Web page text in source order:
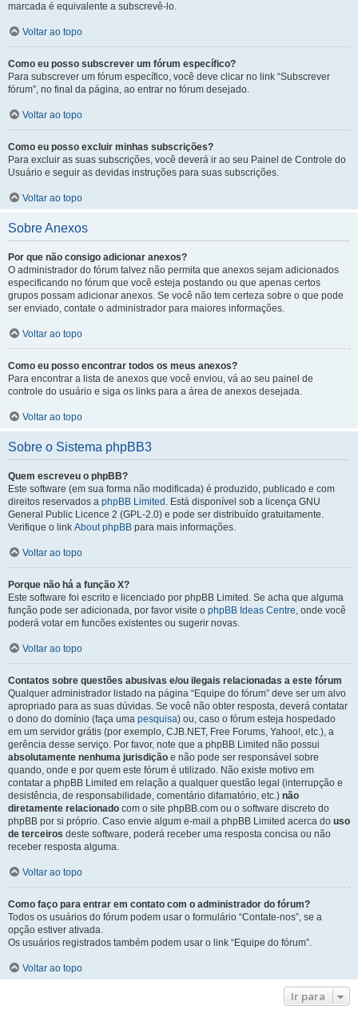
marcada é equivalente a subscrevê-lo.
Voltar ao topo
Como eu posso subscrever um fórum específico?
Para subscrever um fórum específico, você deve clicar no link “Subscrever
fórum”, no final da página, ao entrar no fórum desejado.
Voltar ao topo
Como eu posso excluir minhas subscrições?
Para excluir as suas subscrições, você deverá ir ao seu Painel de Controle do
Usuário e seguir as devidas instruções para suas subscrições.
Voltar ao topo
Sobre Anexos
Por que não consigo adicionar anexos?
O administrador do fórum talvez não permita que anexos sejam adicionados
especificando no fórum que você esteja postando ou que apenas certos
grupos possam adicionar anexos. Se você não tem certeza sobre o que pode
ser enviado, contate o administrador para maiores informações.
Voltar ao topo
Como eu posso encontrar todos os meus anexos?
Para encontrar a lista de anexos que você enviou, vá ao seu painel de
controle do usuário e siga os links para a área de anexos desejada.
Voltar ao topo
Sobre o Sistema phpBB3
Quem escreveu o phpBB?
Este software (em sua forma não modificada) é produzido, publicado e com
direitos reservados a phpBB Limited . Está disponível sob a licença GNU
General Public Licence 2 (GPL-2.0) e pode ser distribuído gratuitamente.
Verifique o link About phpBB para mais informações.
Voltar ao topo
Porque não há a função X?
Este software foi escrito e licenciado por phpBB Limited. Se acha que alguma
função pode ser adicionada, por favor visite o phpBB Ideas Centre, onde você
poderá votar em funcões existentes ou sugerir novas.
Voltar ao topo
Contatos sobre questões abusivas e/ou ilegais relacionadas a este fórum
Qualquer administrador listado na página “Equipe do fórum” deve ser um alvo
apropriado para as suas dúvidas. Se você não obter resposta, deverá contatar
o dono do domínio (faça uma pesquisa) ou, caso o fórum esteja hospedado
em um servidor grátis (por exemplo, CJB.NET, Free Forums, Yahoo!, etc.), a
gerência desse serviço. Por favor, note que a phpBB Limited não possui
absolutamente nenhuma jurisdição e não pode ser responsável sobre
quando, onde e por quem este fórum é utilizado. Não existe motivo em
contatar a phpBB Limited em relação a qualquer questão legal (interrupção e
desistência, de responsabilidade, comentário difamatório, etc.) não
diretamente relacionado com o site phpBB.com ou o software discreto do
phpBB por si próprio. Caso envie algum e-mail a phpBB Limited acerca do uso
de terceiros deste software, poderá receber uma resposta concisa ou não
receber resposta alguma.
Voltar ao topo
Como faço para entrar em contato com o administrador do fórum?
Todos os usuários do fórum podem usar o formulário “Contate-nos”, se a
opção estiver ativada.
Os usuários registrados também podem usar o link “Equipe do fórum”.
Voltar ao topo
Ir para